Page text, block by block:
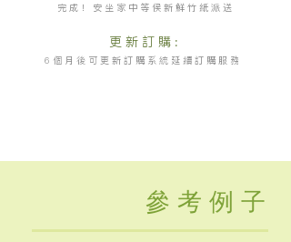
完成！安坐家中等侯新鮮竹紙派送
更新訂購:
6個月後可更新訂購系統延續訂購服務
參考例子